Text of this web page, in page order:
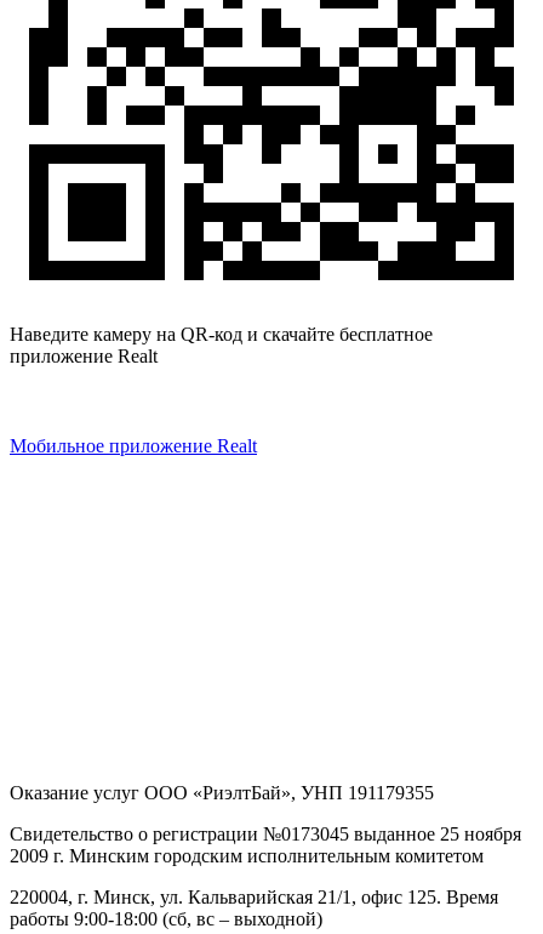
Наведите камеру на QR-код и скачайте бесплатное
приложение Realt
Мобильное приложение Realt
Оказание услуг ООО «РиэлтБай», УНП 191179355
Свидетельство о регистрации №0173045 выданное 25 ноября
2009 г. Минским городским исполнительным комитетом
220004, г. Минск, ул. Кальварийская 21/1, офис 125. Время
работы 9:00-18:00 (сб, вс – выходной)